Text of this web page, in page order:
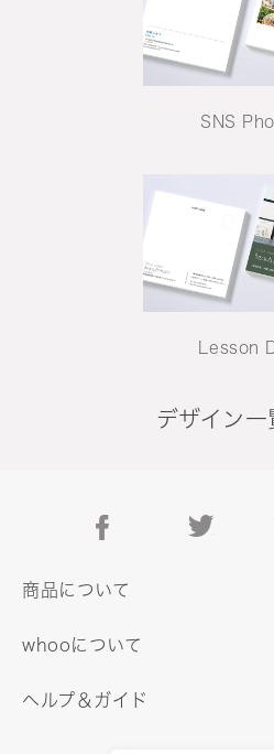
SNS
Lesson
デザイン一
facebook
商品について
whooについて
ヘルプ＆ガイド